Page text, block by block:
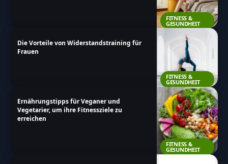
FITNESS &
GESUNDHEIT
FITNESS &
GESUNDHEIT
Die Vorteile von Widerstandstraining für
Frauen
FITNESS &
GESUNDHEIT
Ernährungstipps für Veganer und
Vegetarier, um ihre Fitnessziele zu
erreichen